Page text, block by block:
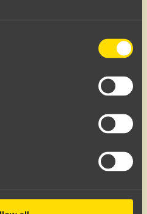
som gjør stor
glans når det brukes i
og samler håret